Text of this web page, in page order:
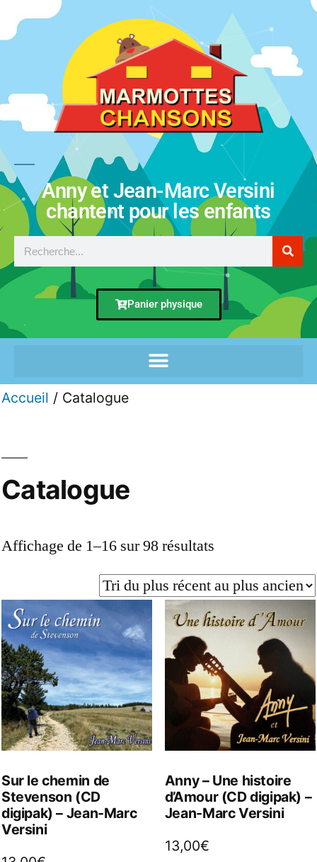
Anny et Jean-Marc Versini
chantent pour les enfants
Panier physique
Accueil / Catalogue
Catalogue
Affichage de 1–16 sur 98 résultats
Sur le chemin de
Stevenson (CD
digipak) – Jean-Marc
Versini
Anny – Une histoire
d’Amour (CD digipak) –
Jean-Marc Versini
13,00€